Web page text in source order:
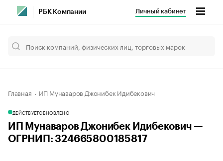
РБК Компании Личный кабинет
Главная ИП Мунаваров Джонибек Идибекович
ДЕЙСТВУЕТОБНОВЛЕНО
ИП Мунаваров Джонибек Идибекович —
ОГРНИП: 324665800185817